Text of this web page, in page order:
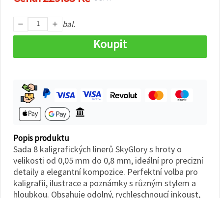
můžete
uvést své
preference v
Nastavení
na tlačítko
Přijmout
Nastavení
bal.
Koupit
Popis produktu
Sada 8 kaligrafických linerů SkyGlory s hroty o
velikosti od 0,05 mm do 0,8 mm, ideální pro precizní
detaily a elegantní kompozice. Perfektní volba pro
kaligrafii, ilustrace a poznámky s různým stylem a
hloubkou. Obsahuje odolný, rychleschnoucí inkoust,